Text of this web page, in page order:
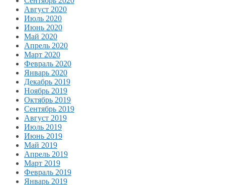
Август 2020
Июль 2020
Июнь 2020
Май 2020
Апрель 2020
Март 2020
Февраль 2020
Январь 2020
Декабрь 2019
Ноябрь 2019
Октябрь 2019
Сентябрь 2019
Август 2019
Июль 2019
Июнь 2019
Май 2019
Апрель 2019
Март 2019
Февраль 2019
Январь 2019